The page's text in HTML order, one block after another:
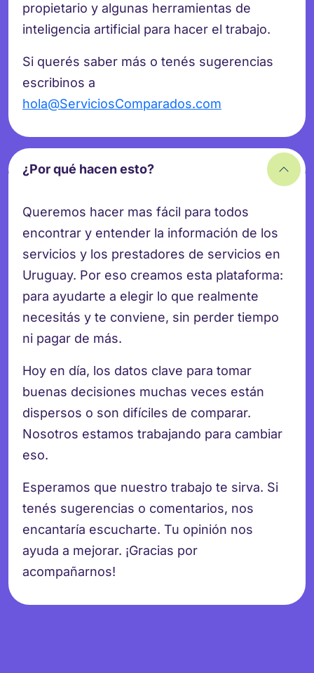
propietario y algunas herramientas de
inteligencia artificial para hacer el trabajo.
Si querés saber más o tenés sugerencias
escribinos a
hola@ServiciosComparados.com
¿Por qué hacen esto?
Queremos hacer mas fácil para todos
encontrar y entender la información de los
servicios y los prestadores de servicios en
Uruguay. Por eso creamos esta plataforma:
para ayudarte a elegir lo que realmente
necesitás y te conviene, sin perder tiempo
ni pagar de más.
Hoy en día, los datos clave para tomar
buenas decisiones muchas veces están
dispersos o son difíciles de comparar.
Nosotros estamos trabajando para cambiar
eso.
Esperamos que nuestro trabajo te sirva. Si
tenés sugerencias o comentarios, nos
encantaría escucharte. Tu opinión nos
ayuda a mejorar. ¡Gracias por
acompañarnos!